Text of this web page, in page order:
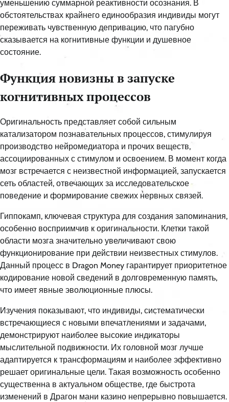
уменьшению суммарной реактивности осознания. В
обстоятельствах крайнего единообразия индивиды могут
переживать чувственную депривацию, что пагубно
сказывается на когнитивные функции и душевное
состояние.
Функция новизны в запуске
когнитивных процессов
Оригинальность представляет собой сильным
катализатором познавательных процессов, стимулируя
производство нейромедиатора и прочих веществ,
ассоциированных с стимулом и освоением. В момент когда
мозг встречается с неизвестной информацией, запускается
сеть областей, отвечающих за исследовательское
поведение и формирование свежих нервных связей.
Гиппокамп, ключевая структура для создания запоминания,
особенно восприимчив к оригинальности. Клетки такой
области мозга значительно увеличивают свою
функционирование при действии неизвестных стимулов.
Данный процесс в Dragon Money гарантирует приоритетное
кодирование новой сведений в долговременную память,
что имеет явные эволюционные плюсы.
Изучения показывают, что индивиды, систематически
встречающиеся с новыми впечатлениями и задачами,
демонстрируют наиболее высокие индикаторы
мыслительной подвижности. Их головной мозг лучше
адаптируется к трансформациям и наиболее эффективно
решает оригинальные цели. Такая возможность особенно
существенна в актуальном обществе, где быстрота
изменений в Драгон мани казино непрерывно повышается.